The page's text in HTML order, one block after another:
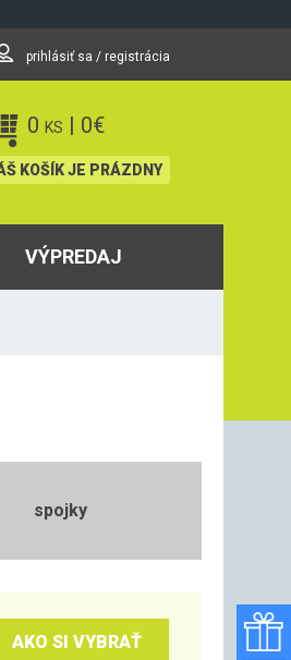
prihlásiť sa / registrácia
0 KS | 0€
KOŠÍK JE PRÁZDNY
VÝPREDAJ
spojky
AKO SI VYBRAŤ